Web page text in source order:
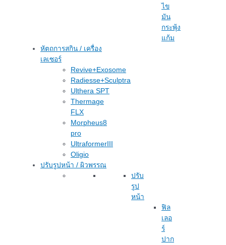
ไข
มัน
กระพุ้ง
แก้ม
หัตถการสกิน / เครื่อง
เลเซอร์
Revive+Exosome
Radiesse+Sculptra
Ulthera SPT
Thermage
FLX
Morpheus8
pro
UltraformerIII
Oligio
ปรับรูปหน้า / ผิวพรรณ
ปรับ
รูป
หน้า
ฟิล
เลอ
ร์
ปาก